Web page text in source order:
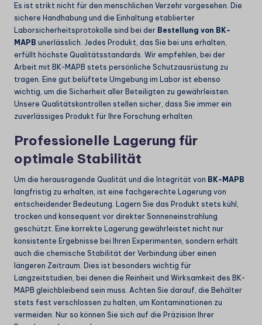
Es ist strikt nicht für den menschlichen Verzehr vorgesehen. Die
sichere Handhabung und die Einhaltung etablierter
Laborsicherheitsprotokolle sind bei der Bestellung von BK-
MAPB unerlässlich. Jedes Produkt, das Sie bei uns erhalten,
erfüllt höchste Qualitätsstandards. Wir empfehlen, bei der
Arbeit mit BK-MAPB stets persönliche Schutzausrüstung zu
tragen. Eine gut belüftete Umgebung im Labor ist ebenso
wichtig, um die Sicherheit aller Beteiligten zu gewährleisten.
Unsere Qualitätskontrollen stellen sicher, dass Sie immer ein
zuverlässiges Produkt für Ihre Forschung erhalten.
Professionelle Lagerung für
optimale Stabilität
Um die herausragende Qualität und die Integrität von BK-MAPB
langfristig zu erhalten, ist eine fachgerechte Lagerung von
entscheidender Bedeutung. Lagern Sie das Produkt stets kühl,
trocken und konsequent vor direkter Sonneneinstrahlung
geschützt. Eine korrekte Lagerung gewährleistet nicht nur
konsistente Ergebnisse bei Ihren Experimenten, sondern erhält
auch die chemische Stabilität der Verbindung über einen
längeren Zeitraum. Dies ist besonders wichtig für
Langzeitstudien, bei denen die Reinheit und Wirksamkeit des BK-
MAPB gleichbleibend sein muss. Achten Sie darauf, die Behälter
stets fest verschlossen zu halten, um Kontaminationen zu
vermeiden. Nur so können Sie sich auf die Präzision Ihrer